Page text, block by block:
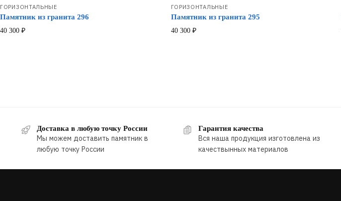
ГОРИЗОНТАЛЬНЫЕ
Памятник из гранита 296
40 300 ₽
ГОРИЗОНТАЛЬНЫЕ
Памятник из гранита 295
40 300 ₽
Доставка в любую точку России
Мы можем доставить памятник в
любую точку России
Гарантия качества
Вся наша продукция изготовлена из
качествынных материалов